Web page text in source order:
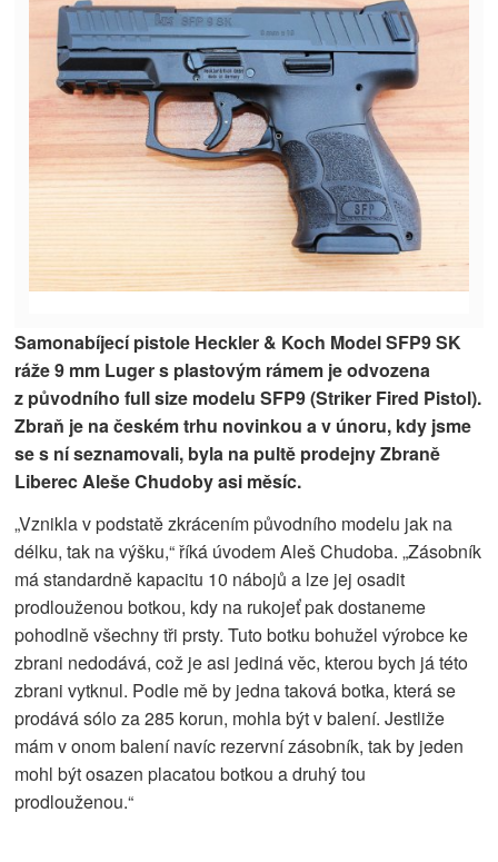
Samonabíjecí pistole Heckler & Koch Model SFP9 SK
ráže 9 mm Luger s plastovým rámem je odvozena
z původního full size modelu SFP9 (Striker Fired Pistol).
Zbraň je na českém trhu novinkou a v únoru, kdy jsme
se s ní seznamovali, byla na pultě prodejny Zbraně
Liberec Aleše Chudoby asi měsíc.
„Vznikla v podstatě zkrácením původního modelu jak na
délku, tak na výšku,“ říká úvodem Aleš Chudoba. „Zásobník
má standardně kapacitu 10 nábojů a lze jej osadit
prodlouženou botkou, kdy na rukojeť pak dostaneme
pohodlně všechny tři prsty. Tuto botku bohužel výrobce ke
zbrani nedodává, což je asi jediná věc, kterou bych já této
zbrani vytknul. Podle mě by jedna taková botka, která se
prodává sólo za 285 korun, mohla být v balení. Jestliže
mám v onom balení navíc rezervní zásobník, tak by jeden
mohl být osazen placatou botkou a druhý tou
prodlouženou.“